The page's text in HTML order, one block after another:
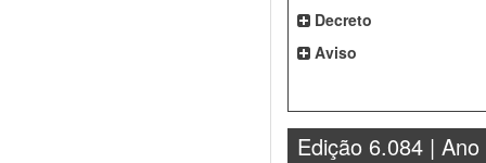
Decreto
Aviso
Edição 6.084 | Ano